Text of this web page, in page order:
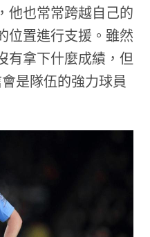
他也常常跨越自己的
位置進行支援。雖然
有拿下什麼成績，但
是隊伍的強力球員